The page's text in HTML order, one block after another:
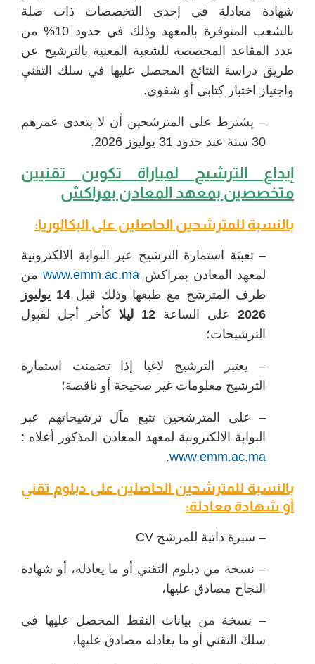
شهادة معادلة في إحدى التخصصات ذات صلة
بالشعب المتوفرة بالمعهد وذلك في حدود 10% من
عدد المقاعد المخصصة للشعبة المعنية بالترشيح عن
طريق دراسة النتائج المحصل عليها في سلك التقني
واجتياز اختبار كتابي أو شفوي.
– يشترط على المترشحين أن لا يتعدى عمرهم
30 سنة عند حدود 31 يوليوز 2026.
إيداع الترشيح لمباراة تكوين تقنيين
متخصصين بمعهد المعادن بمراكش
بالنسبة للمترشحين الحاصلين على البكالوريا:
– تعبئة استمارة الترشيح عبر البوابة الالكترونية
لمعهد المعادن بمراكش www.emm.ac.maمن
طرف المترشح مع طبعها وذلك قبل
14 يوليوز
2026 على الساعة
كأخر أجل لقبول
الترشيحات؛
– يعتبر الترشيح لاغيا إذا تضمنت استمارة
الترشيح معلومات غير صحيحة أو ناقصة؛
– على المترشحين تتبع مآل ترشيحاتهم عبر
البوابة الالكترونية لمعهد المعادن المذكور أعلاه :
www.emm.ac.ma
.
بالنسبة للمترشحين الحاصلين على دبلوم تقني
أو شهادة معادلة:
– سيرة ذاتية للمرشح CV
– نسخة من دبلوم التقني أو ما يعادله، أو شهادة
النجاح مصادق عليها،
– نسخة من بيانات النقط المحصل عليها في
سلك التقني أو ما يعادله مصادق عليها،